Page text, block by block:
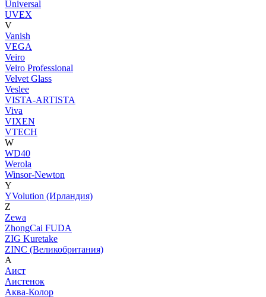
Universal
UVEX
V
Vanish
VEGA
Veiro
Veiro Professional
Velvet Glass
Veslee
VISTA-ARTISTA
Viva
VIXEN
VTECH
W
WD40
Werola
Winsor-Newton
Y
YVolution (Ирландия)
Z
Zewa
ZhongCai FUDA
ZIG Kuretake
ZINC (Великобритания)
А
Аист
Аистенок
Аква-Колор